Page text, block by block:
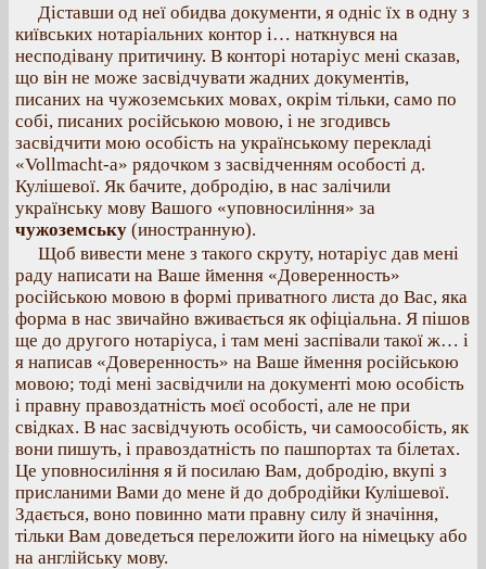
Діставши од неї обидва документи, я одніс їх в одну з
київських нотаріальних контор і… наткнувся на
несподівану притичину. В конторі нотаріус мені сказав,
що він не може засвідчувати жадних документів,
писаних на чужоземських мовах, окрім тільки, само по
собі, писаних російською мовою, і не згодивсь
засвідчити мою особість на українському перекладі
«Vollmacht-a» рядочком з засвідченням особості д.
Кулішевої. Як бачите, добродію, в нас залічили
українську мову Вашого «уповносиління» за
чужоземську (иностранную).
Щоб вивести мене з такого скруту, нотаріус дав мені
раду написати на Ваше ймення «Доверенность»
російською мовою в формі приватного листа до Вас, яка
форма в нас звичайно вживається як офіціальна. Я пішов
ще до другого нотаріуса, і там мені заспівали такої ж… і
я написав «Доверенность» на Ваше ймення російською
мовою; тоді мені засвідчили на документі мою особість
і правну правоздатність моєї особості, але не при
свідках. В нас засвідчують особість, чи самоособість, як
вони пишуть, і правоздатність по пашпортах та білетах.
Це уповносиління я й посилаю Вам, добродію, вкупі з
присланими Вами до мене й до добродійки Кулішевої.
Здається, воно повинно мати правну силу й значіння,
тільки Вам доведеться переложити його на німецьку або
на англійську мову.